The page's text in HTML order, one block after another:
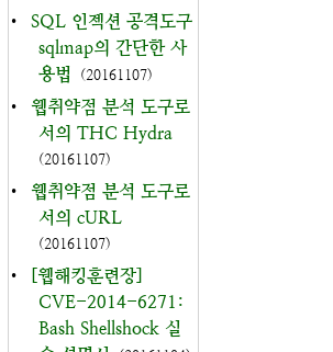
•
SQL 인젝션 공격도구
sqlmap의 간단한 사
용법
(20161107)
•
웹취약점 분석 도구로
서의 THC Hydra
(20161107)
•
웹취약점 분석 도구로
서의 cURL
(20161107)
•
[웹해킹훈련장]
CVE-2014-6271:
Bash Shellshock 실